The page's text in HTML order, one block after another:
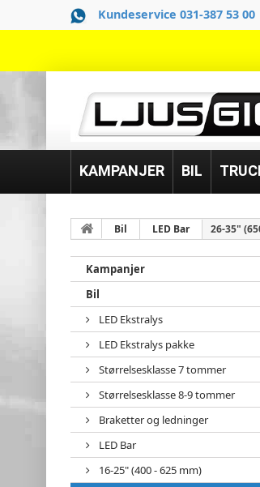
Kundeservice 031-387 53 00
KAMPANJER BIL
Bil LED Bar 26-35"
Kampanjer
Bil
LED Ekstralys
LED Ekstralys pakke
Størrelsesklasse 7 tommer
Størrelsesklasse 8-9 tommer
Braketter og ledninger
LED Bar
16-25" (400 - 625 mm)